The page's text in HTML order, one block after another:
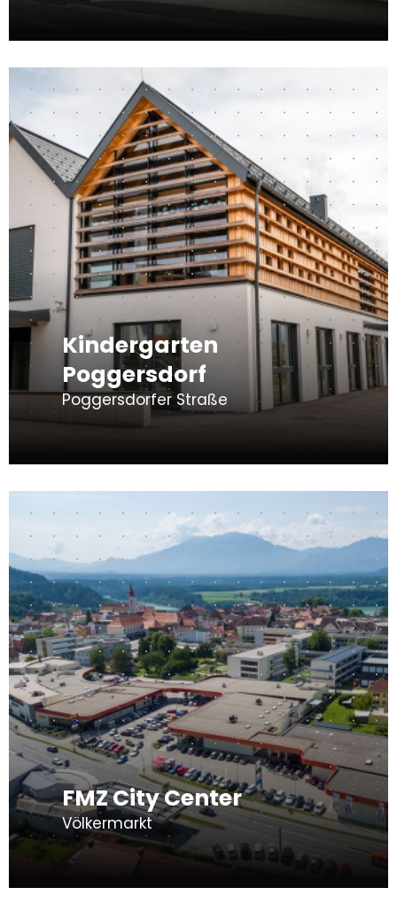
Kindergarten
Poggersdorf
Poggersdorfer Straße
FMZ City Center
Völkermarkt